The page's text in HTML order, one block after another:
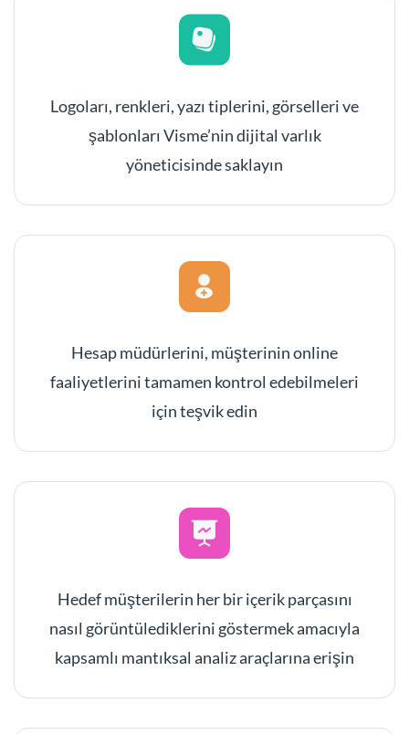
Logoları, renkleri, yazı tiplerini, görselleri ve
şablonları Visme’nin dijital varlık
yöneticisinde saklayın
Hesap müdürlerini, müşterinin online
faaliyetlerini tamamen kontrol edebilmeleri
için teşvik edin
Hedef müşterilerin her bir içerik parçasını
nasıl görüntülediklerini göstermek amacıyla
kapsamlı mantıksal analiz araçlarına erişin